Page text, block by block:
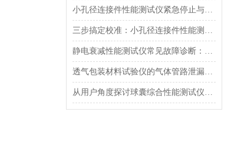
小孔径连接件性能测试仪紧急停止与异常状态下的安全复位操作
三步搞定校准：小孔径连接件性能测试仪的每日开机自检流程详解
静电衰减性能测试仪常见故障诊断：充电不稳定与电位漂移排查
透气包装材料试验仪的气体管路泄漏防护与废气排放系统详解
从用户角度探讨球囊综合性能测试仪的故障问题